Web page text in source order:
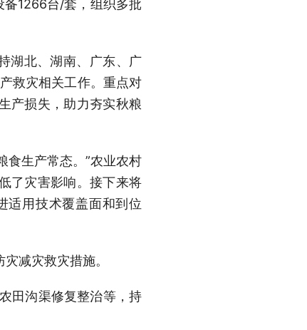
1266台/套，组织多批
湖北、湖南、广东、广
救灾相关工作。重点对
产损失，助力夯实秋粮
食生产常态。”农业农村
了灾害影响。接下来将
适用技术覆盖面和到位
减灾救灾措施。
田沟渠修复整治等，持